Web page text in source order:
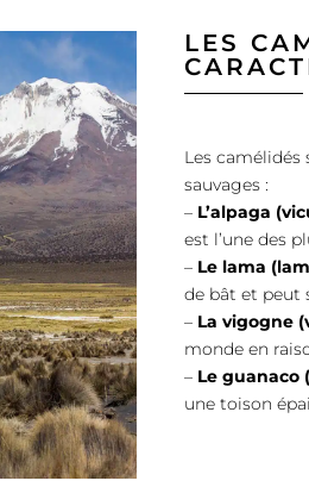
LES
Les camélidés
sauvages :
– L’alpaga
est l’une des
– Le lama
de bât et peut
– La vigogne
monde en
– Le guanaco
une toison